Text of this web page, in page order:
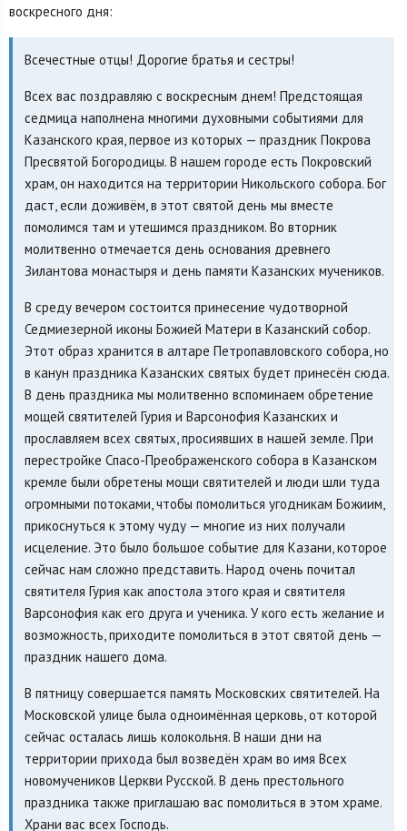
воскресного дня:
Всечестные отцы! Дорогие братья и сестры!
Всех вас поздравляю с воскресным днем! Предстоящая
седмица наполнена многими духовными событиями для
Казанского края, первое из которых — праздник Покрова
Пресвятой Богородицы. В нашем городе есть Покровский
храм, он находится на территории Никольского собора. Бог
даст, если доживём, в этот святой день мы вместе
помолимся там и утешимся праздником. Во вторник
молитвенно отмечается день основания древнего
Зилантова монастыря и день памяти Казанских мучеников.
В среду вечером состоится принесение чудотворной
Седмиезерной иконы Божией Матери в Казанский собор.
Этот образ хранится в алтаре Петропавловского собора, но
в канун праздника Казанских святых будет принесён сюда.
В день праздника мы молитвенно вспоминаем обретение
мощей святителей Гурия и Варсонофия Казанских и
прославляем всех святых, просиявших в нашей земле. При
перестройке Спасо-Преображенского собора в Казанском
кремле были обретены мощи святителей и люди шли туда
огромными потоками, чтобы помолиться угодникам Божиим,
прикоснуться к этому чуду — многие из них получали
исцеление. Это было большое событие для Казани, которое
сейчас нам сложно представить. Народ очень почитал
святителя Гурия как апостола этого края и святителя
Варсонофия как его друга и ученика. У кого есть желание и
возможность, приходите помолиться в этот святой день —
праздник нашего дома.
В пятницу совершается память Московских святителей. На
Московской улице была одноимённая церковь, от которой
сейчас осталась лишь колокольня. В наши дни на
территории прихода был возведён храм во имя Всех
новомучеников Церкви Русской. В день престольного
праздника также приглашаю вас помолиться в этом храме.
Храни вас всех Господь.